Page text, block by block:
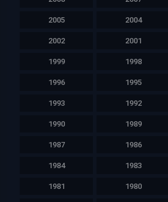
2005 2004
2002 2001
1999 1998
1996 1995
1993 1992
1990 1989
1987 1986
1984 1983
1981 1980